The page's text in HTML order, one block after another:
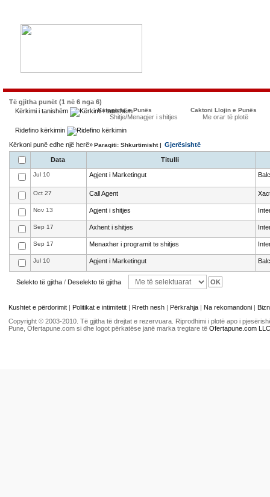
Të gjitha punët (1 në 6 nga 6)
Kërkimi i tanishëm
Kategoria e Punës
Shitje/Menagjer i shitjes
Caktoni Llojin e Punës
Me orar të plotë
Ridefino kërkimin
Kërkoni punë edhe një herë»Paraqiti: Shkurtimisht | Gjerësishtë
Data Titulli
Jul 10 Agjent i Marketingut
Oct 27 Call Agent
Nov 13 Agjent i shitjes
Sep 17 Axhent i shitjes
Sep 17 Menaxher i programit te shitjes
Jul 10 Agjent i Marketingut
Selekto të gjitha / Deselekto të gjitha
Kushtet e përdorimit | Politikat e intimitetit | Rreth nesh | Përkrahja | Na rekomandoni |
Copyright © 2003-2010. Të gjitha të drejtat e rezervuara. Riprodhimi i plotë apo i
Pune, Ofertapune.com si dhe logot përkatëse janë marka tregtare të Ofertapune.com LLC